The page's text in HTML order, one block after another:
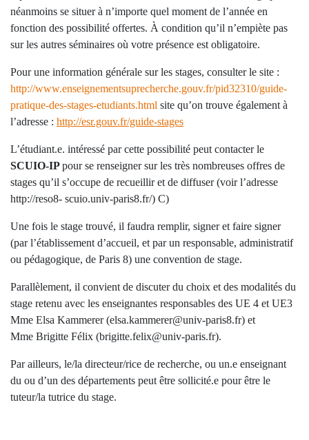
néanmoins se situer à n’importe quel moment de l’année en
fonction des possibilité offertes. À condition qu’il n’empiète pas
sur les autres séminaires où votre présence est obligatoire.
Pour une information générale sur les stages, consulter le site :
http://www.enseignementsuprecherche.gouv.fr/pid32310/guide-
pratique-des-stages-etudiants.html site qu’on trouve également à
l’adresse : http://esr.gouv.fr/guide-stages
L’étudiant.e. intéressé par cette possibilité peut contacter le
SCUIO-IPpour se renseigner sur les très nombreuses offres de
stages qu’il s’occupe de recueillir et de diffuser (voir l’adresse
http://reso8- scuio.univ-paris8.fr/) C)
Une fois le stage trouvé, il faudra remplir, signer et faire signer
(par l’établissement d’accueil, et par un responsable, administratif
ou pédagogique, de Paris 8) une convention de stage.
Parallèlement, il convient de discuter du choix et des modalités du
stage retenu avec les enseignantes responsables des UE 4 et UE3
Mme Elsa Kammerer (elsa.kammerer@univ-paris8.fr) et
Mme Brigitte Félix (brigitte.felix@univ-paris.fr).
Par ailleurs, le/la directeur/rice de recherche, ou un.e enseignant
du ou d’un des départements peut être sollicité.e pour être le
tuteur/la tutrice du stage.